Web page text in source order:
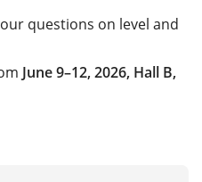
questions on level and
June 9–12, 2026, Hall B,